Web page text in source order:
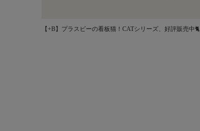
【+B】プラスビーの看板猫！CATシリーズ、好評販売中🐈